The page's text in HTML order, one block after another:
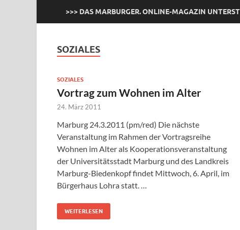
>>> DAS MARBURGER. ONLINE-MAGAZIN
SOZIALES
SOZIALES
Vortrag zum Wohnen im Alter
24. März 2011
Marburg 24.3.2011 (pm/red) Die nächste
Veranstaltung im Rahmen der Vortragsreihe
Wohnen im Alter als Kooperationsveranstaltung
der Universitätsstadt Marburg und des Landkreis
Marburg-Biedenkopf findet Mittwoch, 6. April, im
Bürgerhaus Lohra statt. …
WEITERLESEN